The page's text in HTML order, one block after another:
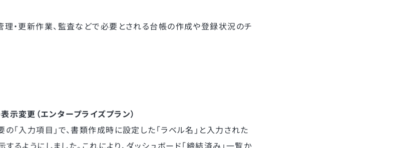
理・更新作業、監査などで必要とされる台帳の作成や登録状況のチ
変更（エンタープライズプラン）
「入力項目」で、書類作成時に設定した「ラベル名」と入力された
するようにしました。これにより、ダッシュボード「締結済み」一覧か